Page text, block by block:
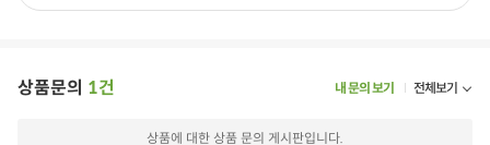
상품문의 1건 내 문의 보기 전체보기
상품에 대한 상품 문의 게시판입니다.